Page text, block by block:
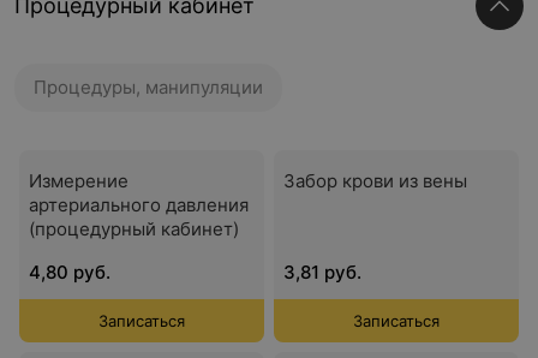
Процедурный кабинет
Процедуры, манипуляции
Измерение
артериального давления
(процедурный кабинет)
4,80 руб.
Записаться
Забор крови из вены
3,81 руб.
Записаться